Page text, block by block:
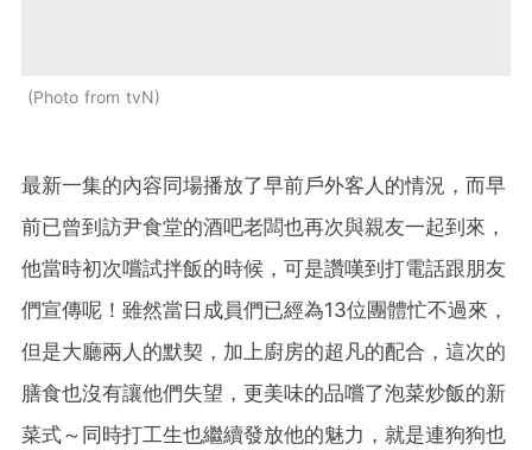
Photo from tvN
最新一集的內容同場播放了早前戶外客人的情況，而早
前已曾到訪尹食堂的酒吧老闆也再次與親友一起到來，
他當時初次嚐試拌飯的時候，可是讚嘆到打電話跟朋友
們宣傳呢！雖然當日成員們已經為13位團體忙不過來，
但是大廳兩人的默契，加上廚房的超 凡的配合，這次的
膳食也沒有讓他們失望，更美味的品嚐了泡菜炒飯的新
菜式～同時打工生也繼續發放他的魅力，就是連狗狗也